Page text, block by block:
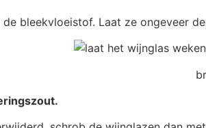
bleekvloeistof. Laat ze ongeveer